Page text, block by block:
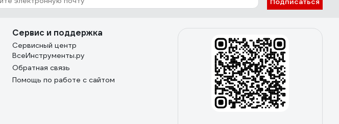
Сервис и поддержка
Сервисный центр
ВсеИнструменты.ру
Обратная связь
Помощь по работе с сайтом